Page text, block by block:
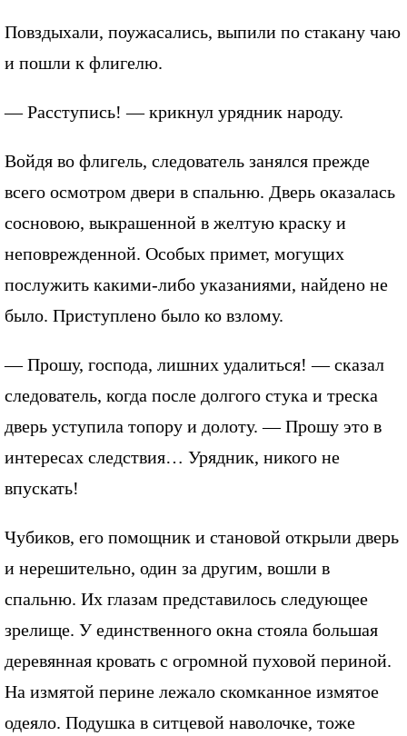
Повздыхали, поужасались, выпили по стакану чаю
и пошли к флигелю.
— Расступись! — крикнул урядник народу.
Войдя во флигель, следователь занялся прежде
всего осмотром двери в спальню. Дверь оказалась
сосновою, выкрашенной в желтую краску и
неповрежденной. Особых примет, могущих
послужить какими-либо указаниями, найдено не
было. Приступлено было ко взлому.
— Прошу, господа, лишних удалиться! — сказал
следователь, когда после долгого стука и треска
дверь уступила топору и долоту. — Прошу это в
интересах следствия… Урядник, никого не
впускать!
Чубиков, его помощник и становой открыли дверь
и нерешительно, один за другим, вошли в
спальню. Их глазам представилось следующее
зрелище. У единственного окна стояла большая
деревянная кровать с огромной пуховой периной.
На измятой перине лежало скомканное измятое
одеяло. Подушка в ситцевой наволочке, тоже